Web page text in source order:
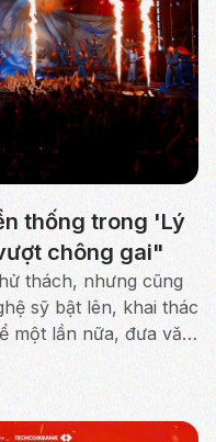
thống trong 'Lý
chông gai"
thách, nhưng cũng
sỹ bật lên, khai thác
một lần nữa, đưa văn